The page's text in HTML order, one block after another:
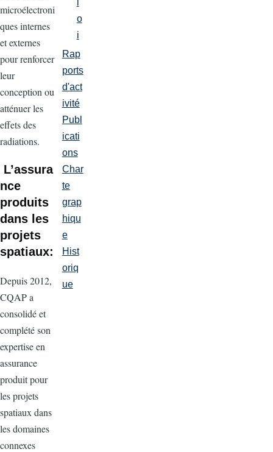
microélectroni
ques internes
et externes
pour renforcer
leur
conception ou
atténuer les
effets des
radiations.
L’assura
nce
produits
dans les
projets
spatiaux:
Depuis 2012,
CQAP a
consolidé et
complété son
expertise en
assurance
produit pour
les projets
spatiaux dans
les domaines
connexes
o
i
Rap
ports
d'act
ivité
Publ
icati
ons
Char
te
grap
hiqu
e
Hist
oriq
ue